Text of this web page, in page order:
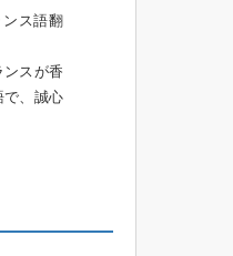
ス語翻
スが香
、誠心